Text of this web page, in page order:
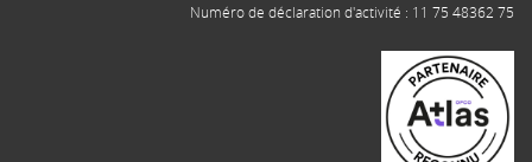
Numéro de déclaration d'activité : 11 75 48362 75